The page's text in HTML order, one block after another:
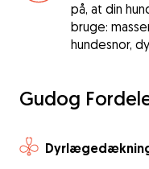
på, at din
bruge:
hundesnor,
Gudog